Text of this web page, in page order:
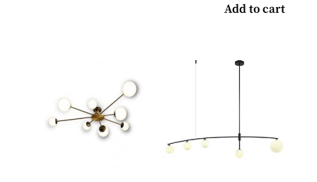
Add to cart